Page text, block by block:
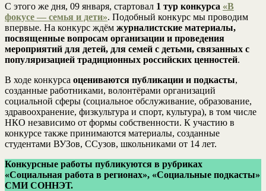
С этого же дня, 09 января, стартовал 1 тур конкурса «В
фокусе — семья и дети». Подобный конкурс мы проводим
впервые. На конкурс ждём журналистские материалы,
посвященные вопросам организации и проведения
мероприятий для детей, для семей с детьми, связанных с
популяризацией традиционных российских ценностей.
В ходе конкурса оцениваются публикации и подкасты,
созданные работниками, волонтёрами организаций
социальной сферы (социальное обслуживание, образование,
здравоохранение, физкультура и спорт, культура), в том числе
НКО независимо от формы собственности. К участию в
конкурсе также принимаются материалы, созданные
студентами ВУЗов, ССузов, школьниками от 14 лет.
Конкурсные работы публикуются в рубриках
«Социальная работа в регионах», «Социальные подкасты»
СМИ СОННЭТ.